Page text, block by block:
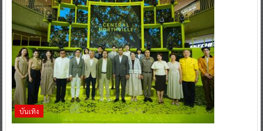
บันเทิง